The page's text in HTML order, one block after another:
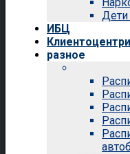
Дети
ИБЦ
разное